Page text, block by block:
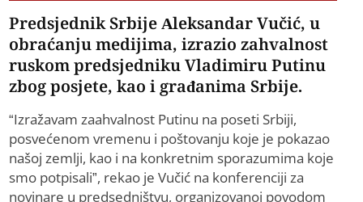
Predsjednik Srbije Aleksandar Vučić, u
obraćanju medijima, izrazio zahvalnost
ruskom predsjedniku Vladimiru Putinu
zbog posjete, kao i građanima Srbije.
“Izražavam zaahvalnost Putinu na poseti Srbiji,
posvećenom vremenu i poštovanju koje je pokazao
našoj zemlji, kao i na konkretnim sporazumima koje
smo potpisali”, rekao je Vučić na konferenciji za
novinare u predsedništvu, organizovanoj povodom